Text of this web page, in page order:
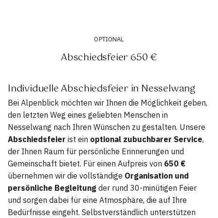
OPTIONAL
Abschiedsfeier 650 €
Individuelle Abschiedsfeier in Nesselwang
Bei Alpenblick möchten wir Ihnen die Möglichkeit geben,
den letzten Weg eines geliebten Menschen in
Nesselwang nach Ihren Wünschen zu gestalten. Unsere
Abschiedsfeier ist ein optional zubuchbarer Service,
der Ihnen Raum für persönliche Erinnerungen und
Gemeinschaft bietet. Für einen Aufpreis von 650 €
übernehmen wir die vollständige Organisation und
persönliche Begleitung der rund 30-minütigen Feier
und sorgen dabei für eine Atmosphäre, die auf Ihre
Bedürfnisse eingeht. Selbstverständlich unterstützen